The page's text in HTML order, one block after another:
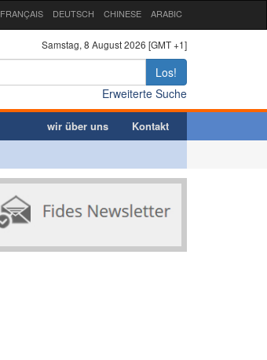
FRANÇAIS DEUTSCH CHINESE ARABIC
Samstag, 8 August 2026 [GMT +1]
Los!
Erweiterte Suche
wir über uns Kontakt